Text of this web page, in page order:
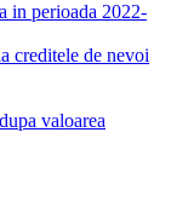
in perioada 2022-
creditele de nevoi
valoarea